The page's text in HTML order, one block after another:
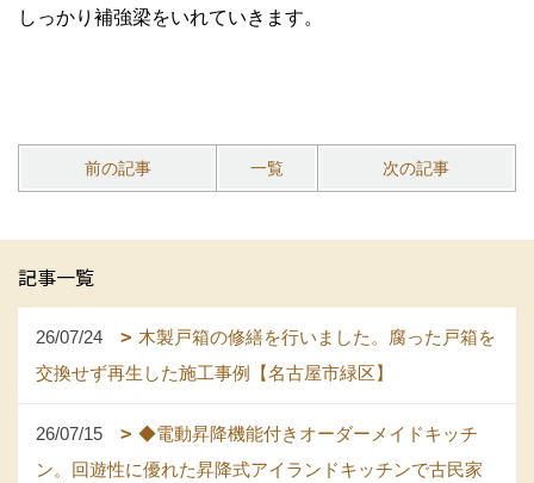
しっかり補強梁をいれていきます。
前の記事 一覧 次の記事
記事一覧
26/07/24
木製戸箱の修繕を行いました。腐った戸箱を
交換せず再生した施工事例【名古屋市緑区】
26/07/15
◆電動昇降機能付きオーダーメイドキッチ
ン。回遊性に優れた昇降式アイランドキッチンで古民家